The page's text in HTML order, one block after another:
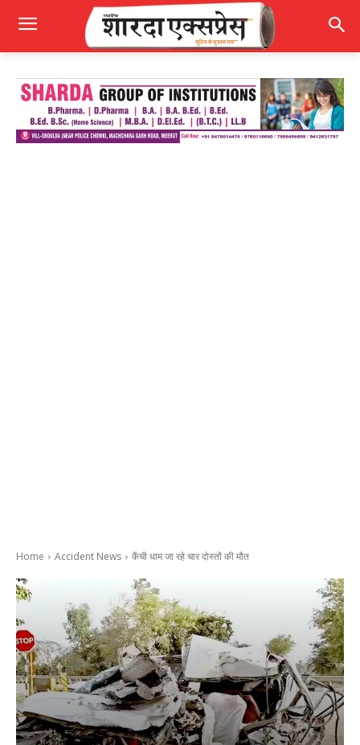
Home Accident News कैंची धाम जा रहे चार दोस्तों की मौत